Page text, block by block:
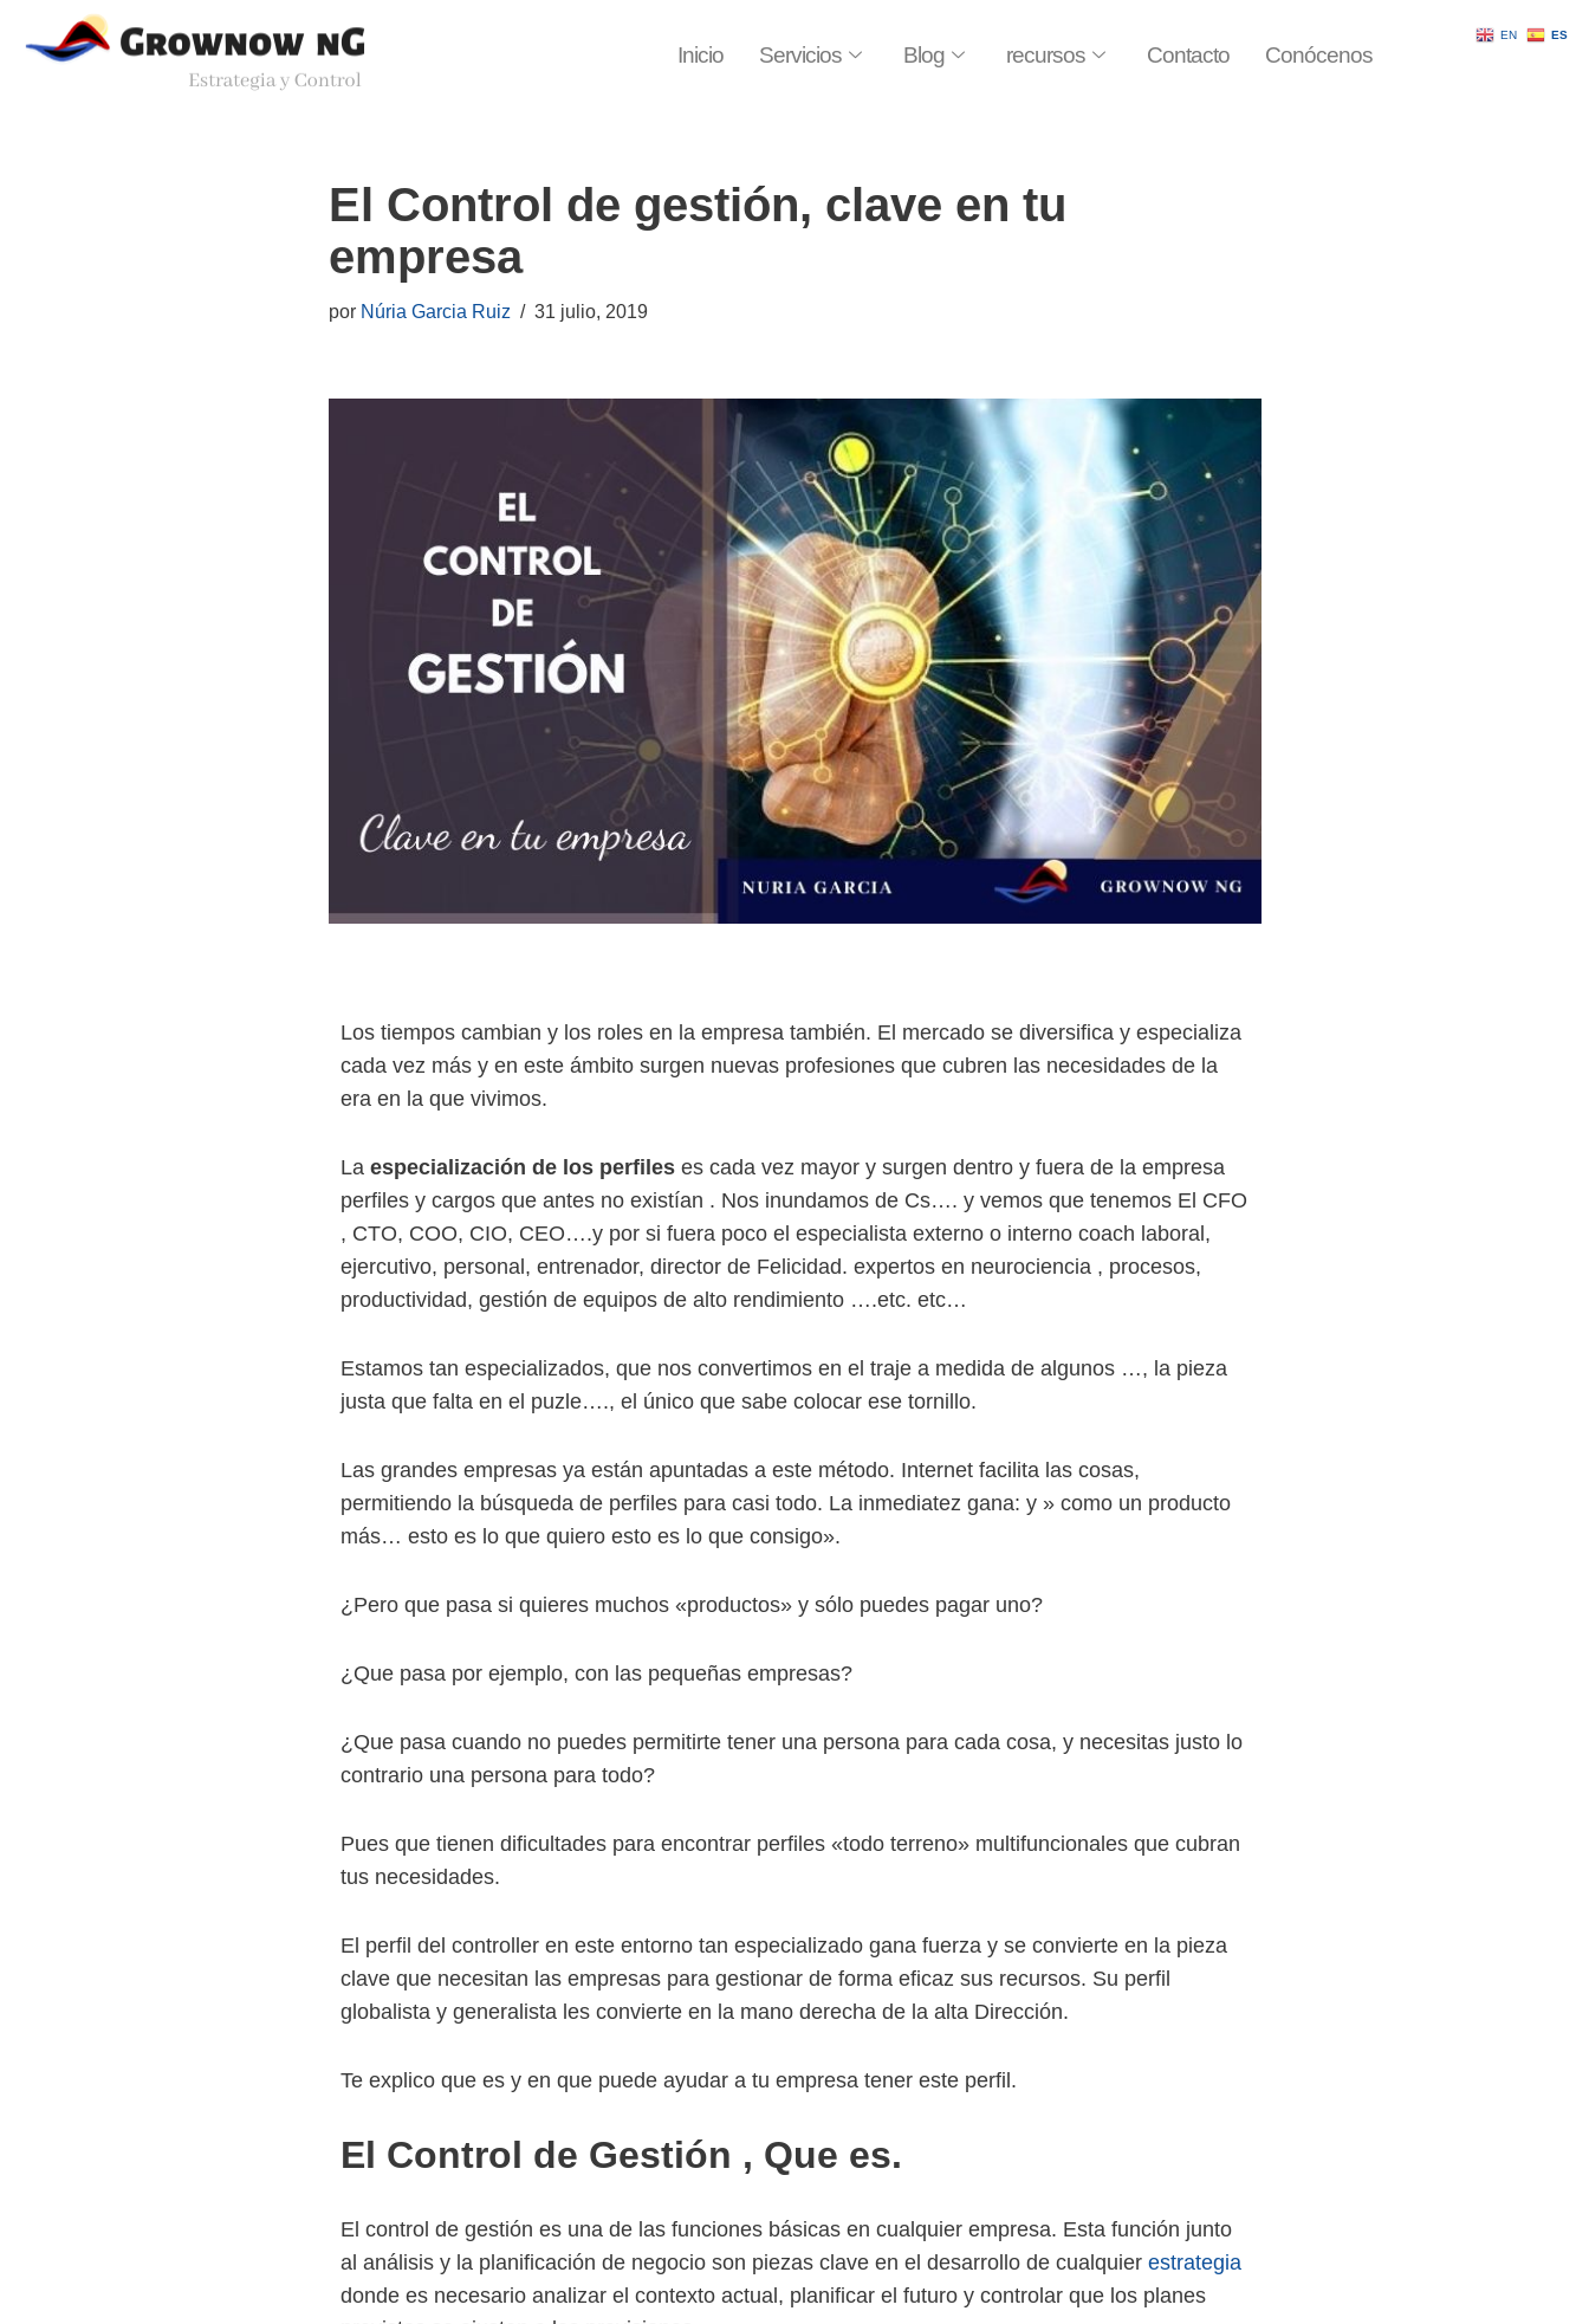
Saltar
Inicio Servicios Blog recursos Contacto Conócenos
El Control de gestión, clave en tu
empresa
por Núria Garcia Ruiz 31 julio, 2019
Los tiempos cambian y los roles en la empresa también. El mercado se diversifica y especializa
cada vez más y en este ámbito surgen nuevas profesiones que cubren las necesidades de la
era en la que vivimos.
La especialización de los perfileses cada vez mayor y surgen dentro y fuera de la empresa
perfiles y cargos que antes no existían . Nos inundamos de Cs…. y vemos que tenemos El CFO
, CTO, COO, CIO, CEO….y por si fuera poco el especialista externo o interno coach laboral,
ejercutivo, personal, entrenador, director de Felicidad. expertos en neurociencia , procesos,
productividad, gestión de equipos de alto rendimiento ….etc. etc…
Estamos tan especializados, que nos convertimos en el traje a medida de algunos …, la pieza
justa que falta en el puzle…., el único que sabe colocar ese tornillo.
Las grandes empresas ya están apuntadas a este método. Internet facilita las cosas,
permitiendo la búsqueda de perfiles para casi todo. La inmediatez gana: y » como un producto
más… esto es lo que quiero esto es lo que consigo».
¿Pero que pasa si quieres muchos «productos» y sólo puedes pagar uno?
¿Que pasa por ejemplo, con las pequeñas empresas?
¿Que pasa cuando no puedes permitirte tener una persona para cada cosa, y necesitas justo lo
contrario una persona para todo?
Pues que tienen dificultades para encontrar perfiles «todo terreno» multifuncionales que cubran
tus necesidades.
El perfil del controller en este entorno tan especializado gana fuerza y se convierte en la pieza
clave que necesitan las empresas para gestionar de forma eficaz sus recursos. Su perfil
globalista y generalista les convierte en la mano derecha de la alta Dirección.
Te explico que es y en que puede ayudar a tu empresa tener este perfil.
El Control de Gestión , Que es.
El control de gestión es una de las funciones básicas en cualquier empresa. Esta función junto
al análisis y la planificación de negocio son piezas clave en el desarrollo de cualquier estrategia
donde es necesario analizar el contexto actual, planificar el futuro y controlar que los planes
EN ES